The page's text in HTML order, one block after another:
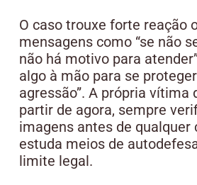
O caso trouxe forte reação
mensagens como “se não
não há motivo para
algo à mão para se
agressão”. A própria vítima
partir de agora, sempre
imagens antes de qualquer
estuda meios de
limite legal.